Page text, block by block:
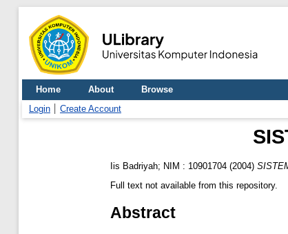
Home About
Browse
Login
Create Account
Iis Badriyah; NIM : 10901704 (2004)
Full text not available from this repository.
Abstract